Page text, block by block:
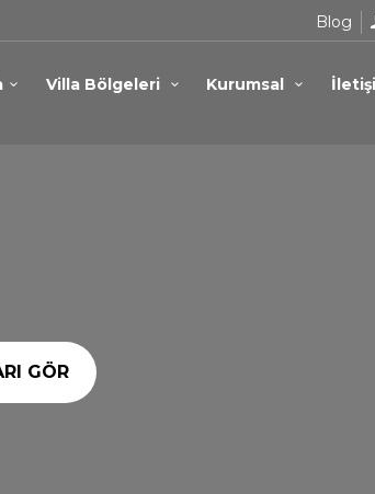
Blog
Villa Bölgeleri Kurumsal
GÖR